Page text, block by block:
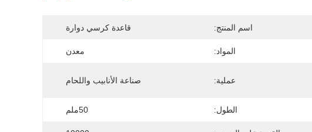
اسم المنتج: قاعدة كرسي دوارة
المواد: معدن
عملية: صناعة الأنابيب واللحام
الطول: 50ملم